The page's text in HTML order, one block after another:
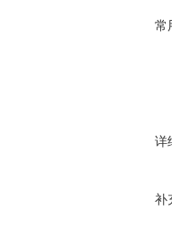
常
详
补